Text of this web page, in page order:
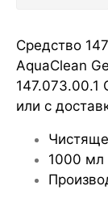
Средство
AquaClean
147.073.00.1
или с
1000 мл